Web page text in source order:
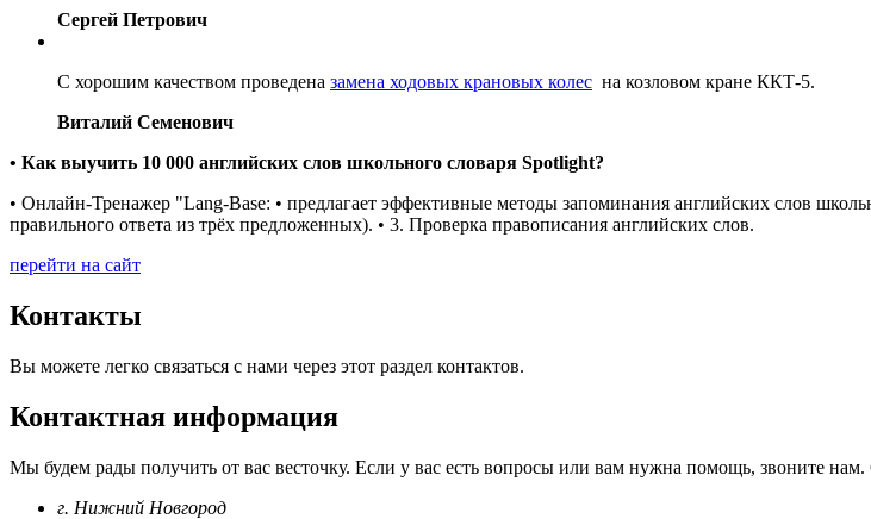
Сергей Петрович
С хорошим качеством проведена замена ходовых крановых колес на козловом кране ККТ-5.
Виталий Семенович
• Как выучить 10 000 английских слов школьного словаря Spotlight?
• Онлайн-Тренажер "Lang-Base: • предлагает эффективные методы запоминания английских слов
правильного ответа из трёх предложенных). • 3. Проверка правописания английских слов.
перейти на сайт
Контакты
Вы можете легко связаться с нами через этот раздел контактов.
Контактная информация
Мы будем рады получить от вас весточку. Если у вас есть вопросы или вам нужна помощь, звоните нам.
г. Нижний Новгород